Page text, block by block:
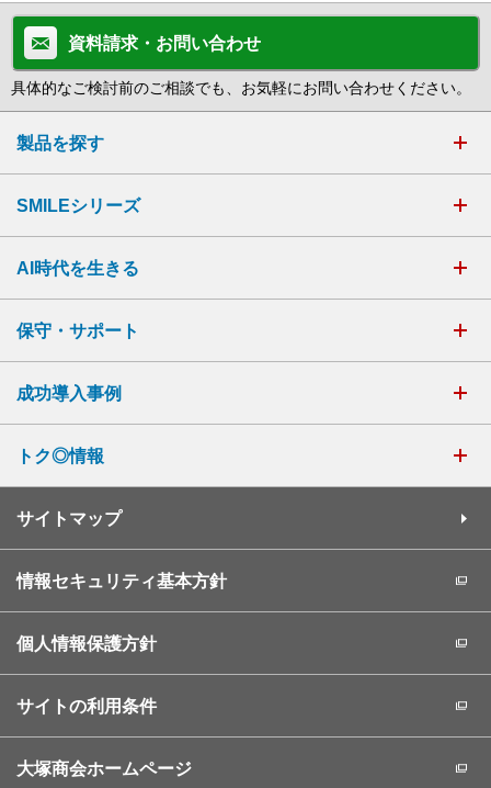
資料請求・お問い合わせ
具体的なご検討前のご相談でも、お気軽にお問い合わせください。
製品を探す
SMILEシリーズ
AI時代を生きる
保守・サポート
成功導入事例
トク◎情報
サイトマップ
情報セキュリティ基本方針
個人情報保護方針
サイトの利用条件
大塚商会ホームページ